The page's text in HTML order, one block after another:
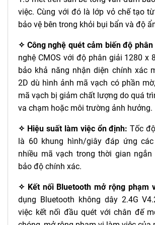
việc. Cùng với đó là lớp vỏ chế tạo
bảo vệ bên trong khỏi bụi bẩn và độ
✧ Công nghệ quét cảm biến độ phân
nghệ CMOS với độ phân giải 1280 x
bảo khả năng nhận diện chính xác
2D dù hình ảnh mã vạch có phần
mã vạch bị giảm chất lượng do quá
va chạm hoặc môi trường ảnh hưởng.
✧ Hiệu suất làm việc ổn định: Tốc
là 60 khung hình/giây đáp ứng
nhiều mã vạch trong thời gian
bảo độ chính xác.
✧ Kết nối Bluetooth mở rộng phạm
dụng Bluetooth không dây 2.4G
việc kết nối đầu quét với chân đế